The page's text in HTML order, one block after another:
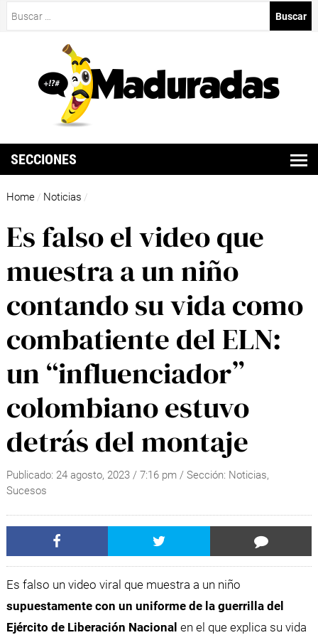
SECCIONES
Home / Noticias /
Es falso el video que
muestra a un niño
contando su vida como
combatiente del ELN:
un “influenciador”
colombiano estuvo
detrás del montaje
Publicado: 24 agosto, 2023/ 7:16 pm / Sección: Noticias,
Sucesos
Es falso un video viral que muestra a un niño
supuestamente con un uniforme de la guerrilla del
Ejército de Liberación Nacional en el que explica su vida